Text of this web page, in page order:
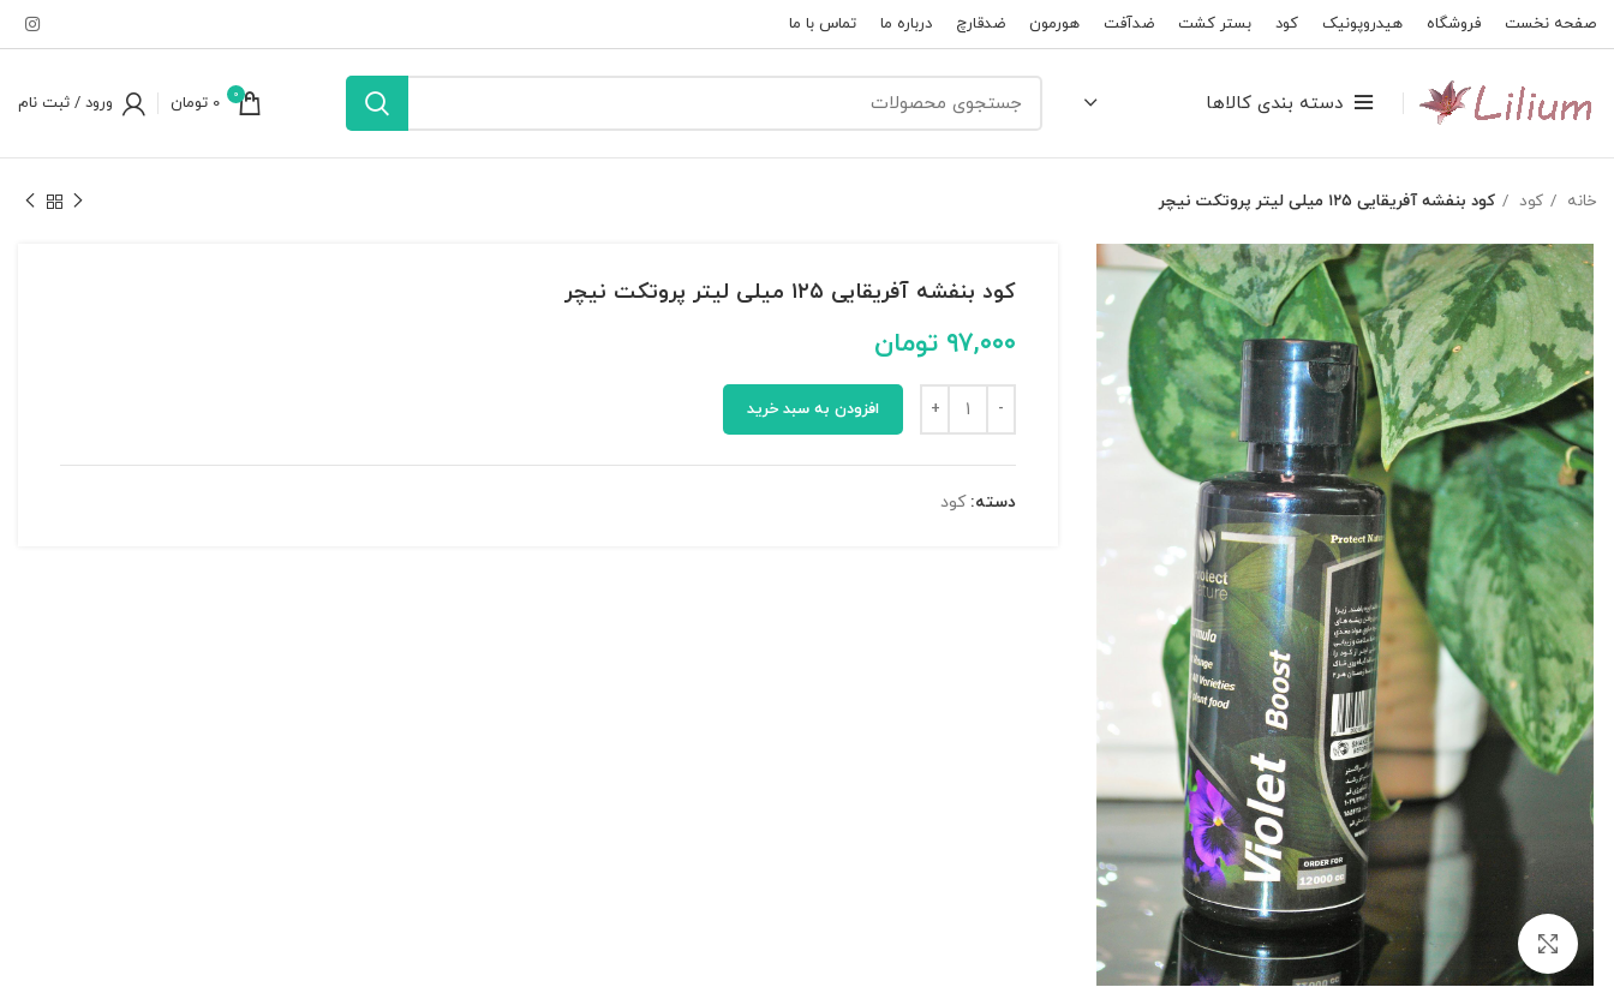
صفحه نخست فروشگاه هیدروپونیک کود بستر کشت ضدآفت هورمون ضدقارچ درباره ما تماس با ما
دسته بندی کالاها 0
0 تومان ورود / ثبت نام
خانه کود کود بنفشه آفریقایی ۱۲۵ میلی لیتر پروتکت نیچر
بزرگنمایی تصویر
کود بنفشه آفریقایی ۱۲۵ میلی لیتر پروتکت نیچر
۹۷,۰۰۰ تومان
افزودن به سبد خرید
دسته: کود